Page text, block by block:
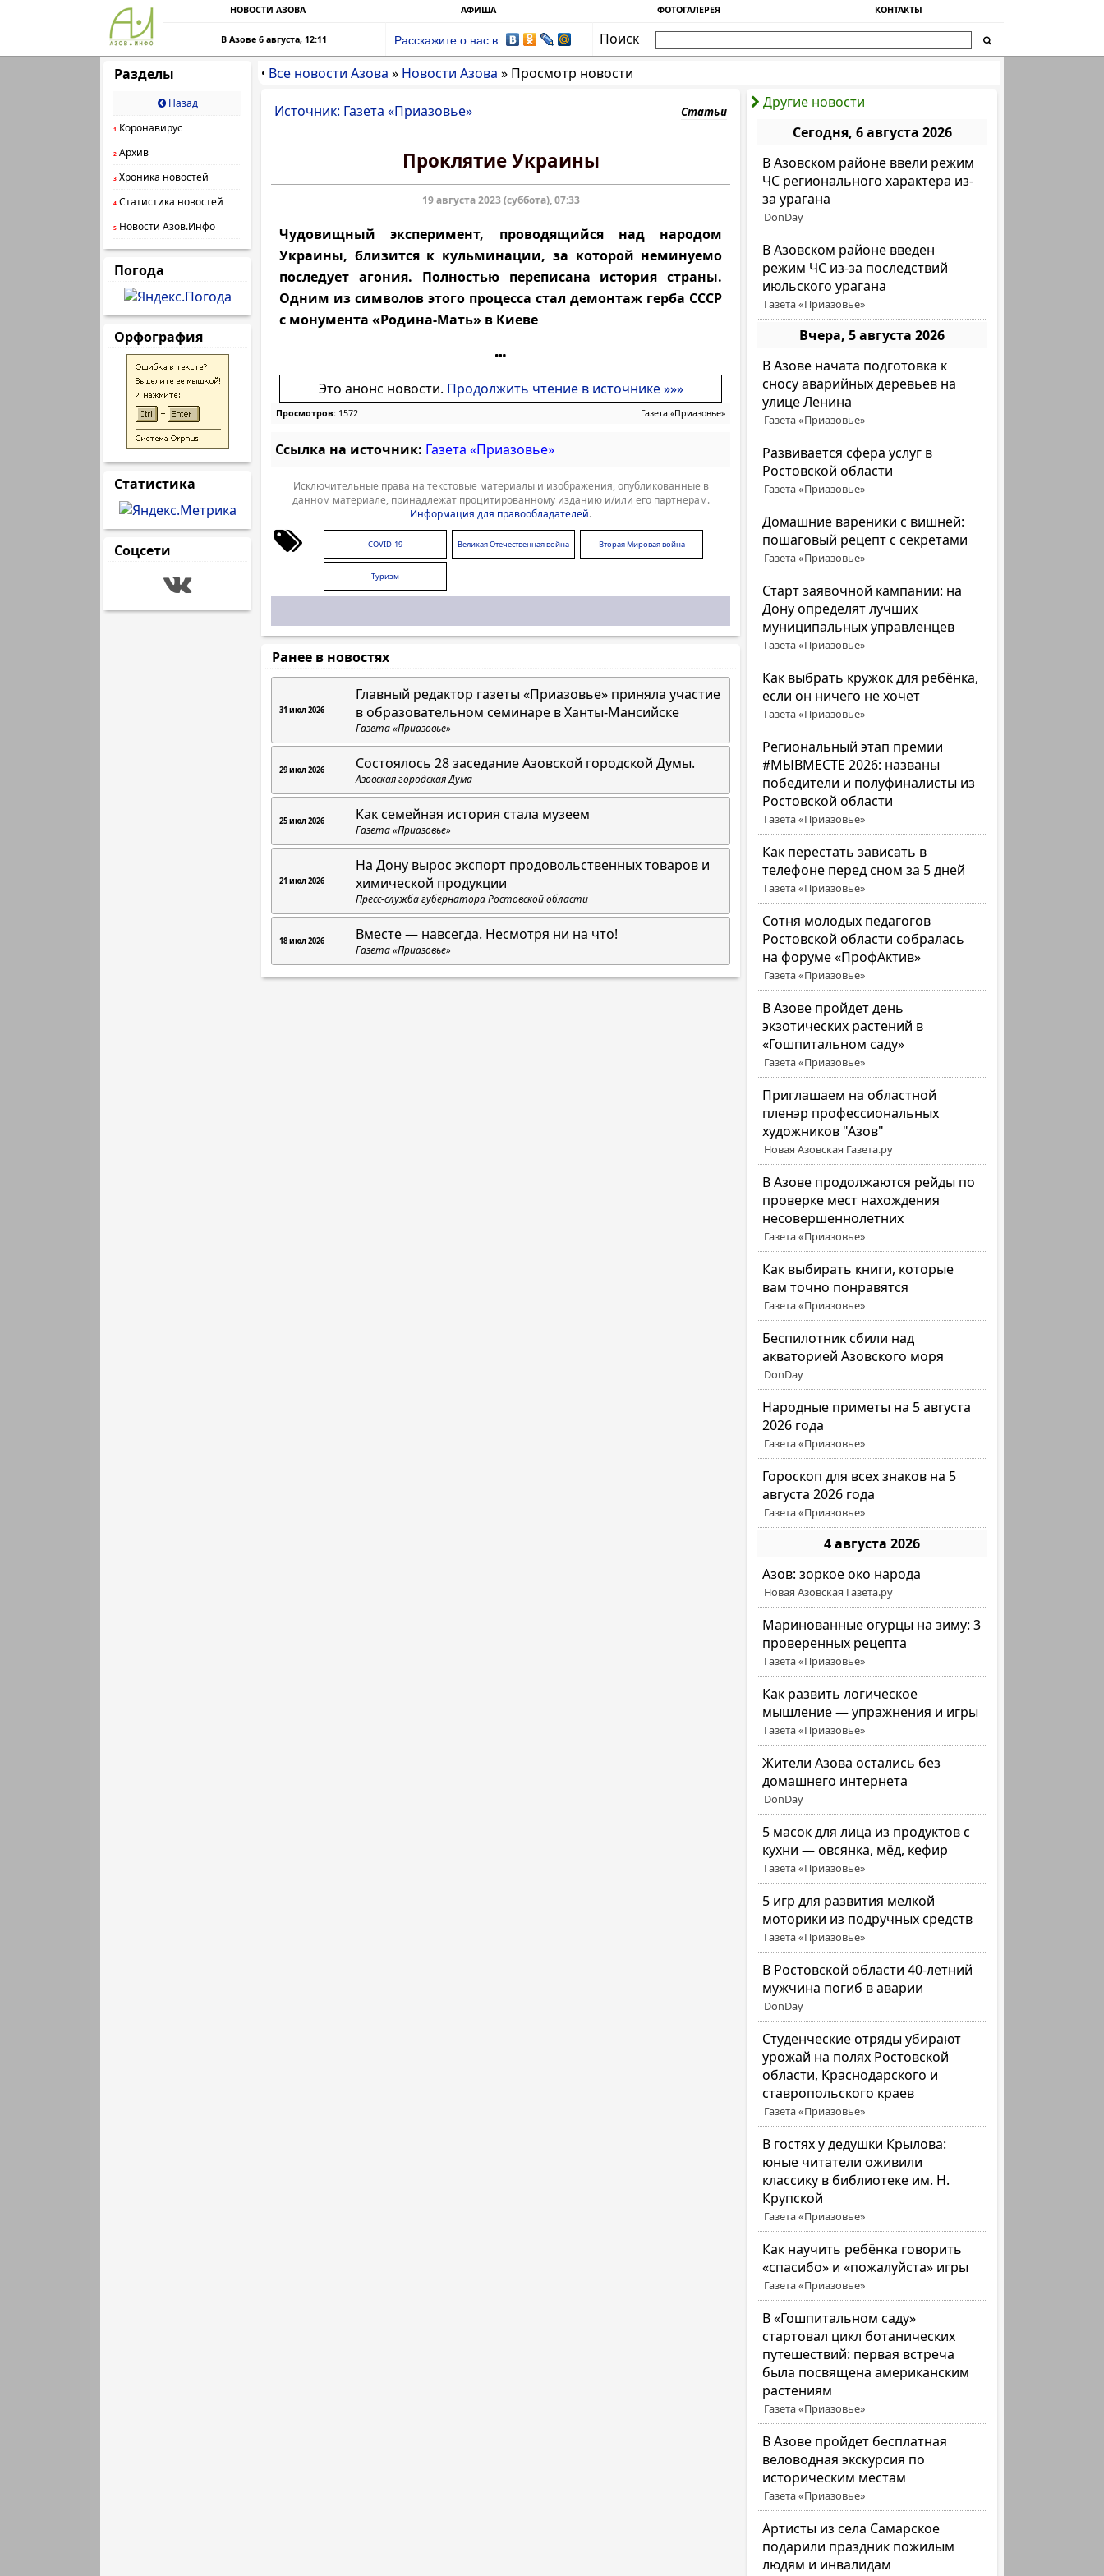
НОВОСТИ АЗОВА АФИША ФОТОГАЛЕРЕЯ КОНТАКТЫ
В Азове 6 августа, 12:11 Расскажите о нас в
Поиск
Разделы
Назад
1 Коронавирус
2 Архив
3 Хроника новостей
4 Статистика новостей
5 Новости Азов.Инфо
Погода
Орфография
Статистика
Соцсети
• Все новости Азова » Новости Азова » Просмотр новости
Другие новости
Сегодня, 6 августа 2026
В Азовском районе ввели режим
ЧС регионального характера из-
за урагана
DonDay
В Азовском районе введен
режим ЧС из-за последствий
июльского урагана
Газета «Приазовье»
Вчера, 5 августа 2026
В Азове начата подготовка к
сносу аварийных деревьев на
улице Ленина
Газета «Приазовье»
Развивается сфера услуг в
Ростовской области
Газета «Приазовье»
Домашние вареники с вишней:
пошаговый рецепт с секретами
Газета «Приазовье»
Старт заявочной кампании: на
Дону определят лучших
муниципальных управленцев
Газета «Приазовье»
Как выбрать кружок для ребёнка,
если он ничего не хочет
Газета «Приазовье»
Региональный этап премии
#МЫВМЕСТЕ 2026: названы
победители и полуфиналисты из
Ростовской области
Газета «Приазовье»
Как перестать зависать в
телефоне перед сном за 5 дней
Газета «Приазовье»
Сотня молодых педагогов
Ростовской области собралась
на форуме «ПрофАктив»
Газета «Приазовье»
В Азове пройдет день
экзотических растений в
«Гошпитальном саду»
Газета «Приазовье»
Приглашаем на областной
пленэр профессиональных
художников "Азов"
Новая Азовская Газета.ру
В Азове продолжаются рейды по
проверке мест нахождения
несовершеннолетних
Газета «Приазовье»
Как выбирать книги, которые
вам точно понравятся
Газета «Приазовье»
Беспилотник сбили над
акваторией Азовского моря
DonDay
Народные приметы на 5 августа
2026 года
Газета «Приазовье»
Гороскоп для всех знаков на 5
августа 2026 года
Газета «Приазовье»
4 августа 2026
Азов: зоркое око народа
Новая Азовская Газета.ру
Маринованные огурцы на зиму: 3
проверенных рецепта
Газета «Приазовье»
Как развить логическое
мышление — упражнения и игры
Газета «Приазовье»
Жители Азова остались без
домашнего интернета
DonDay
5 масок для лица из продуктов с
кухни — овсянка, мёд, кефир
Газета «Приазовье»
5 игр для развития мелкой
моторики из подручных средств
Газета «Приазовье»
В Ростовской области 40-летний
мужчина погиб в аварии
DonDay
Студенческие отряды убирают
урожай на полях Ростовской
области, Краснодарского и
ставропольского краев
Газета «Приазовье»
В гостях у дедушки Крылова:
юные читатели оживили
классику в библиотеке им. Н.
Крупской
Газета «Приазовье»
Как научить ребёнка говорить
«спасибо» и «пожалуйста» игры
Газета «Приазовье»
В «Гошпитальном саду»
стартовал цикл ботанических
путешествий: первая встреча
была посвящена американским
растениям
Газета «Приазовье»
В Азове пройдет бесплатная
веловодная экскурсия по
историческим местам
Газета «Приазовье»
Артисты из села Самарское
подарили праздник пожилым
людям и инвалидам
Источник: Газета «Приазовье» Статьи
Проклятие Украины
19 августа 2023 (суббота), 07:33
Чудовищный эксперимент, проводящийся над народом
Украины, близится к кульминации, за которой неминуемо
последует агония. Полностью переписана история страны.
Одним из символов этого процесса стал демонтаж герба СССР
с монумента «Родина-Мать» в Киеве
Это анонс новости. Продолжить чтение в источнике »»»
Просмотров: 1572 Газета «Приазовье»
Ссылка на источник: Газета «Приазовье»
Исключительные права на текстовые материалы и изображения, опубликованные в
данном материале, принадлежат процитированному изданию и/или его партнерам.
Информация для правообладателей.
COVID-19 Великая Отечественная война Вторая Мировая война
Туризм
Ранее в новостях
31 июл 2026
Главный редактор газеты «Приазовье» приняла участие
в образовательном семинаре в Ханты-Мансийске
Газета «Приазовье»
29 июл 2026 Состоялось 28 заседание Азовской городской Думы.
Азовская городская Дума
25 июл 2026 Как семейная история стала музеем
Газета «Приазовье»
21 июл 2026
На Дону вырос экспорт продовольственных товаров и
химической продукции
Пресс-служба губернатора Ростовской области
18 июл 2026 Вместе — навсегда. Несмотря ни на что!
Газета «Приазовье»